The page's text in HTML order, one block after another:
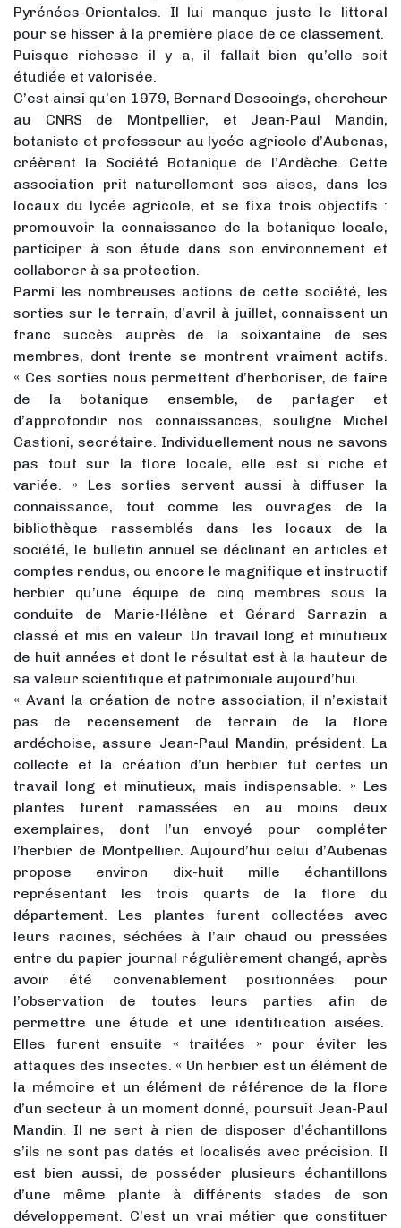
Pyrénées-Orientales. Il lui manque juste le littoral
pour se hisser à la première place de ce classement.
Puisque richesse il y a, il fallait bien qu’elle soit
étudiée et valorisée.
C’est ainsi qu’en 1979, Bernard Descoings, chercheur
au CNRS de Montpellier, et Jean-Paul Mandin,
botaniste et professeur au lycée agricole d’Aubenas,
créèrent la Société Botanique de l’Ardèche. Cette
association prit naturellement ses aises, dans les
locaux du lycée agricole, et se fixa trois objectifs :
promouvoir la connaissance de la botanique locale,
participer à son étude dans son environnement et
collaborer à sa protection.
Parmi les nombreuses actions de cette société, les
sorties sur le terrain, d’avril à juillet, connaissent un
franc succès auprès de la soixantaine de ses
membres, dont trente se montrent vraiment actifs.
« Ces sorties nous permettent d’herboriser, de faire
de la botanique ensemble, de partager et
d’approfondir nos connaissances, souligne Michel
Castioni, secrétaire. Individuellement nous ne savons
pas tout sur la flore locale, elle est si riche et
variée. » Les sorties servent aussi à diffuser la
connaissance, tout comme les ouvrages de la
bibliothèque rassemblés dans les locaux de la
société, le bulletin annuel se déclinant en articles et
comptes rendus, ou encore le magnifique et instructif
herbier qu’une équipe de cinq membres sous la
conduite de Marie-Hélène et Gérard Sarrazin a
classé et mis en valeur. Un travail long et minutieux
de huit années et dont le résultat est à la hauteur de
sa valeur scientifique et patrimoniale aujourd’hui.
« Avant la création de notre association, il n’existait
pas de recensement de terrain de la flore
ardéchoise, assure Jean-Paul Mandin, président. La
collecte et la création d’un herbier fut certes un
travail long et minutieux, mais indispensable. » Les
plantes furent ramassées en au moins deux
exemplaires, dont l’un envoyé pour compléter
l’herbier de Montpellier. Aujourd’hui celui d’Aubenas
propose environ dix-huit mille échantillons
représentant les trois quarts de la flore du
département. Les plantes furent collectées avec
leurs racines, séchées à l’air chaud ou pressées
entre du papier journal régulièrement changé, après
avoir été convenablement positionnées pour
l’observation de toutes leurs parties afin de
permettre une étude et une identification aisées.
Elles furent ensuite « traitées » pour éviter les
attaques des insectes. « Un herbier est un élément de
la mémoire et un élément de référence de la flore
d’un secteur à un moment donné, poursuit Jean-Paul
Mandin. Il ne sert à rien de disposer d’échantillons
s’ils ne sont pas datés et localisés avec précision. Il
est bien aussi, de posséder plusieurs échantillons
d’une même plante à différents stades de son
développement. C’est un vrai métier que constituer